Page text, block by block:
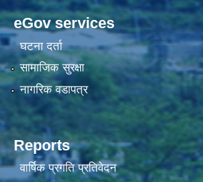
eGov services
घटना दर्ता
सामाजिक सुरक्षा
नागरिक वडापत्र
Reports
वार्षिक प्रगति प्रतिवेदन